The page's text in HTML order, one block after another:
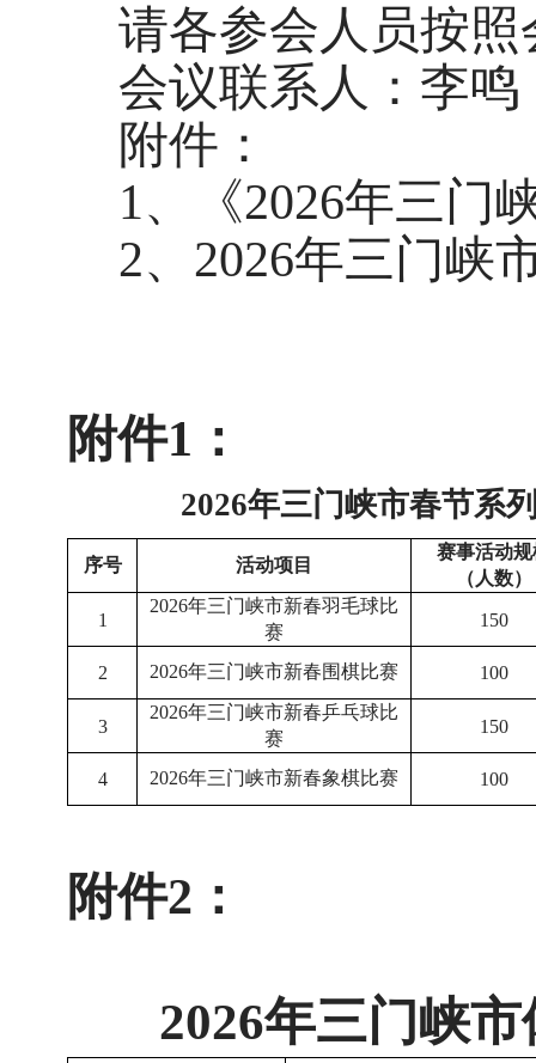
请各参会人员按
会议联系人：李鸣
附件：
1、《2026年三门
2、2026年三门峡
附件1：
2026年三门峡市春节系
序号 活动项目
赛事活动规
（人数）
1
2026年三门峡市新春羽毛球比
赛
150
2 2026年三门峡市新春围棋比赛 100
3
2026年三门峡市新春乒乓球比
赛
150
4 2026年三门峡市新春象棋比赛 100
附件2：
2026年三门峡市